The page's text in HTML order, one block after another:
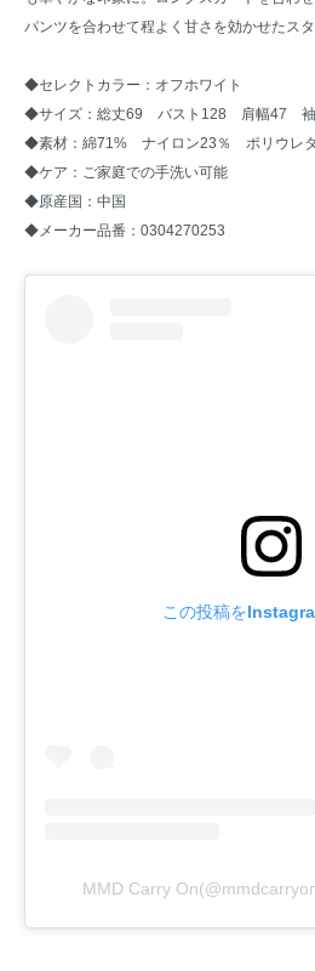
パンツを合わせて程よく甘さを効かせたス
◆セレクトカラー：オフホワイト
◆サイズ：総丈69 バスト128 肩幅47 袖
◆素材：綿71% ナイロン23％ ポリウレ
◆ケア：ご家庭での手洗い可能
◆原産国：中国
◆メーカー品番：0304270253
この投稿を
MMD Carry